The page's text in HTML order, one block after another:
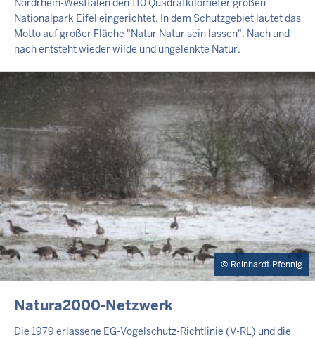
Nordrhein-Westfalen den 110 Quadratkilometer großen
Nationalpark Eifel eingerichtet. In dem Schutzgebiet lautet das
Motto auf großer Fläche "Natur Natur sein lassen". Nach und
nach entsteht wieder wilde und ungelenkte Natur.
Reinhardt Pfennig
INHALTSSEITE
Natura2000-Netzwerk
Die 1979 erlassene EG-Vogelschutz-Richtlinie (V-RL) und die